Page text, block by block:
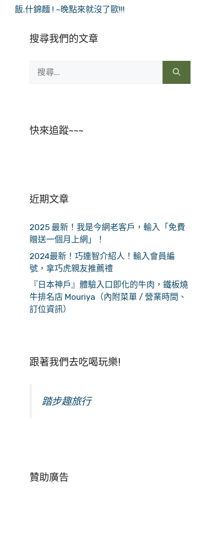
飯.什錦麵 ! ~晚點來就沒了歐!!!
搜尋我們的文章
尋:
快來追蹤~~~
近期文章
2025 最新！我是今網老客戶，輸入「免費
贈送一個月上網」！
2024最新！巧連智介紹人！輸入會員編
號，拿巧虎親友推薦禮
『日本神戶』體驗入口即化的牛肉，鐵板燒
牛排名店 Mouriya（內附菜單 / 營業時間、
訂位資訊）
跟著我們去吃喝玩樂!
踏步趣旅行
贊助廣告